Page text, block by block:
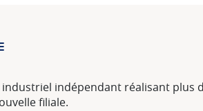
indépendant réalisant plus
filiale.